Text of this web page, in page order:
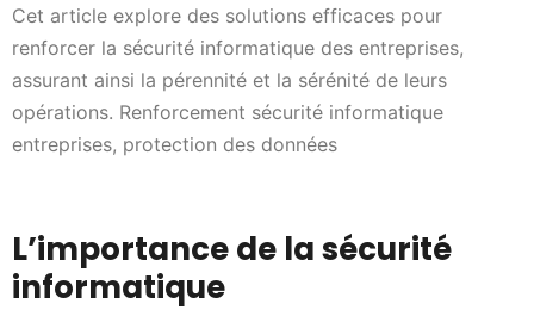
Cet article explore des solutions efficaces pour
renforcer la sécurité informatique des entreprises,
assurant ainsi la pérennité et la sérénité de leurs
opérations. Renforcement sécurité informatique
entreprises, protection des données
L’importance de la sécurité
informatique